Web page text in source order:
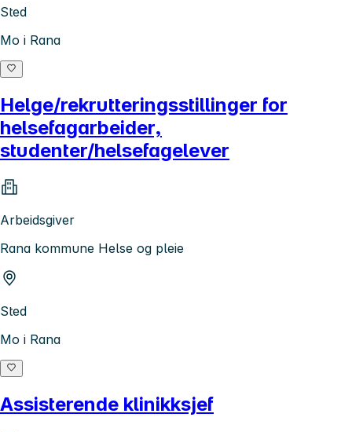
Sted
Mo i Rana
Helge/rekrutteringsstillinger for
helsefagarbeider,
studenter/helsefagelever
Arbeidsgiver
Rana kommune Helse og pleie
Sted
Mo i Rana
Assisterende klinikksjef